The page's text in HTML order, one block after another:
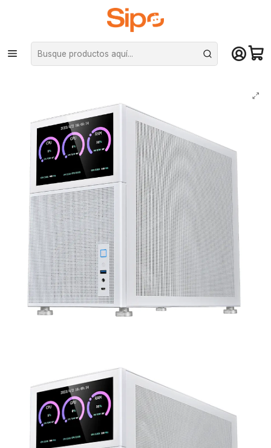
¡Compra hasta mediodía y recibe hoy! De lunes a sábado en el gran
Santiago. Envío gratis desde $29.990
Inicio Equipos IA y Servidores Mini Servidores
Mini Server 8600G — Servidor NAS con Pantalla | Nube Privada